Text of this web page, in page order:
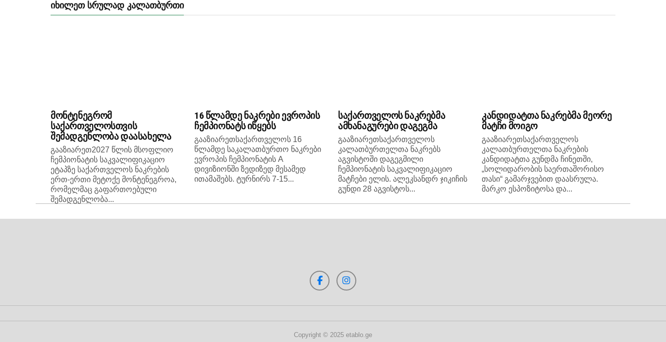
ᲘᲮᲘᲚᲔᲗ ᲡᲠᲣᲚᲐᲓ ᲙᲐᲚᲐᲗᲑᲣᲠᲗᲘ
მონტენეგრომ
საქართველოსთვის
შემადგენლობა დაასახელა
გააზიარეთ2027 წლის მსოფლიო
ჩემპიონატის საკვალიფიკაციო
ეტაპზე საქართველოს ნაკრების
ერთ-ერთი მეტოქე მონტენეგროა,
რომელმაც გაფართოებული
შემადგენლობა...
16 წლამდე ნაკრები ევროპის
ჩემპიონატს იწყებს
გააზიარეთსაქართველოს 16
წლამდე საკალათბურთო ნაკრები
ევროპის ჩემპიონატის A
დივიზიონში ზედიზედ მესამედ
ითამაშებს. ტურნირს 7-15...
საქართველოს ნაკრებმა
ამხანაგურები დაგეგმა
გააზიარეთსაქართველოს
კალათბურთელთა ნაკრებს
აგვისტოში დაგეგმილი
ჩემპიონატის საკვალიფიკაციო
მატჩები ელის. ალეკსანდრ ჯიკიჩის
გუნდი 28 აგვისტოს...
კანდიდატთა ნაკრებმა მეორე
მატჩი მოიგო
გააზიარეთსაქართველოს
კალათბურთელთა ნაკრების
კანდიდატთა გუნდმა ჩინეთში,
„სოლიდარობის საერთაშორისო
თასი“ გამარჯვებით დაასრულა.
მარკო ესპოზიტოსა და...
Copyright © 2025 etablo.ge